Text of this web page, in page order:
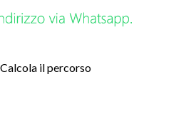
Calcola il percorso